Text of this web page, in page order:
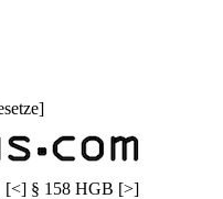
]
[<] § 158 HGB [>]